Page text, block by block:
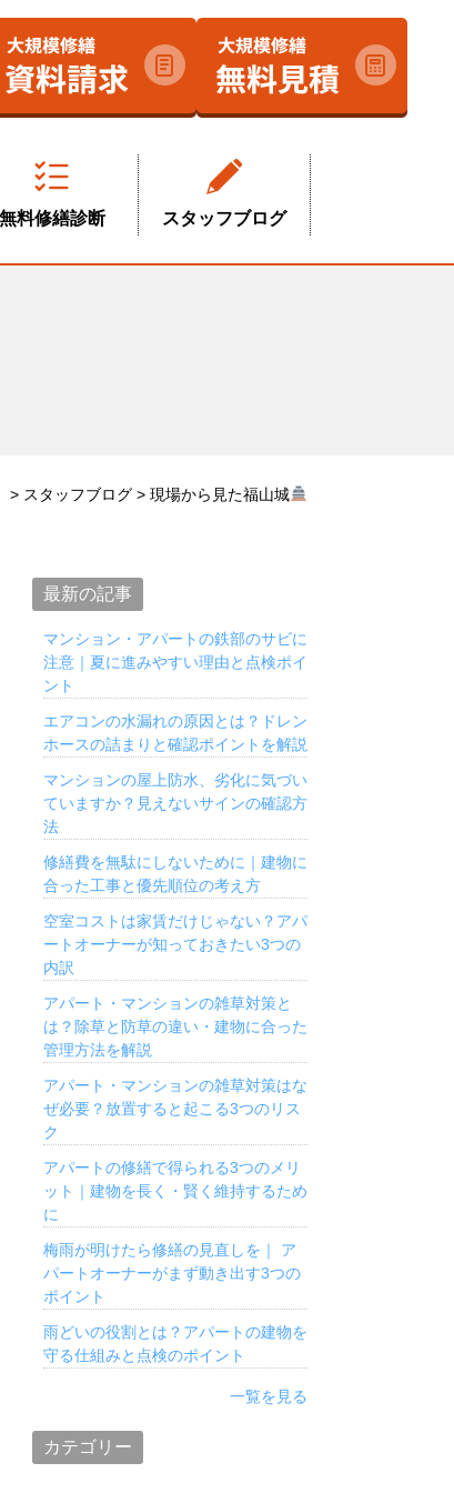
無料修繕診断 スタッフブログ
> スタッフブログ >現場から見た福山城
最新の記事
マンション・アパートの鉄部のサビに
注意｜夏に進みやすい理由と点検ポイ
ント
エアコンの水漏れの原因とは？ドレン
ホースの詰まりと確認ポイントを解説
マンションの屋上防水、劣化に気づい
ていますか？見えないサインの確認方
法
修繕費を無駄にしないために｜建物に
合った工事と優先順位の考え方
空室コストは家賃だけじゃない？アパ
ートオーナーが知っておきたい3つの
内訳
アパート・マンションの雑草対策と
は？除草と防草の違い・建物に合った
管理方法を解説
アパート・マンションの雑草対策はな
ぜ必要？放置すると起こる3つのリス
ク
アパートの修繕で得られる3つのメリ
ット｜建物を長く・賢く維持するため
に
梅雨が明けたら修繕の見直しを｜ ア
パートオーナーがまず動き出す3つの
ポイント
雨どいの役割とは？アパートの建物を
守る仕組みと点検のポイント
一覧を見る
カテゴリー